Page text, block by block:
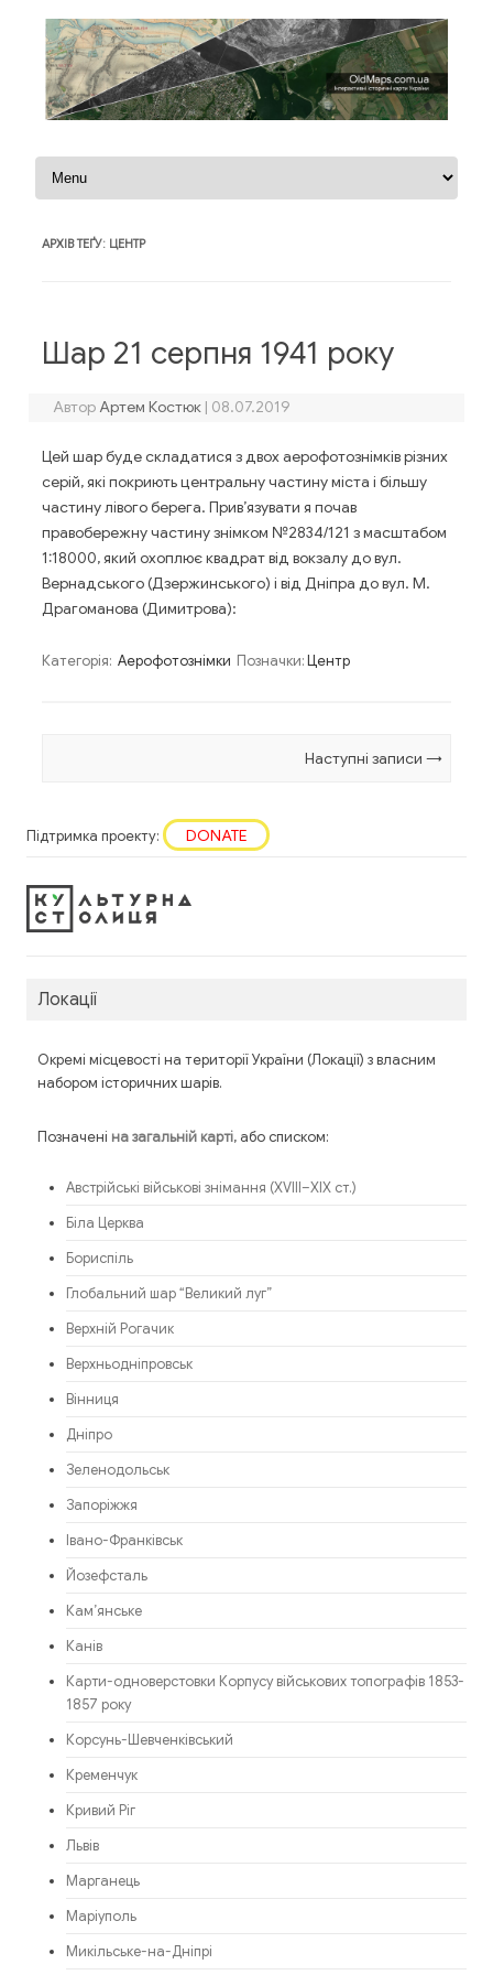
Перейти до контенту
АРХІВ ТЕҐУ: ЦЕНТР
Шар 21 серпня 1941 року
Автор Артем Костюк | 08.07.2019
Цей шар буде складатися з двох аерофотознімків різних
серій, які покриють центральну частину міста і більшу
частину лівого берега. Прив’язувати я почав
правобережну частину знімком №2834/121 з масштабом
1:18000, який охоплює квадрат від вокзалу до вул.
Вернадського (Дзержинського) і від Дніпра до вул. М.
Драгоманова (Димитрова):
Категорія: Аерофотознімки Позначки:Центр
Наступні записи →
Підтримка проекту: DONATE
Локації
Окремі місцевості на території України (Локації) з власним
набором історичних шарів.
Позначені на загальній карті, або списком:
Австрійські військові знімання (XVIII–XIX ст.)
Біла Церква
Бориспіль
Глобальний шар “Великий луг”
Верхній Рогачик
Верхньодніпровськ
Вінниця
Дніпро
Зеленодольськ
Запоріжжя
Івано-Франківськ
Йозефсталь
Кам’янське
Канів
Карти-одноверстовки Корпусу військових топографів 1853-
1857 року
Корсунь-Шевченківський
Кременчук
Кривий Ріг
Львів
Марганець
Маріуполь
Микільське-на-Дніпрі